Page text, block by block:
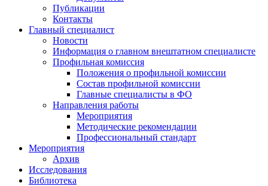
Публикации
Контакты
Главный специалист
Новости
Информация о главном внештатном специалисте
Профильная комиссия
Положения о профильной комиссии
Состав профильной комиссии
Главные специалисты в ФО
Направления работы
Мероприятия
Методические рекомендации
Профессиональный стандарт
Мероприятия
Архив
Исследования
Библиотека